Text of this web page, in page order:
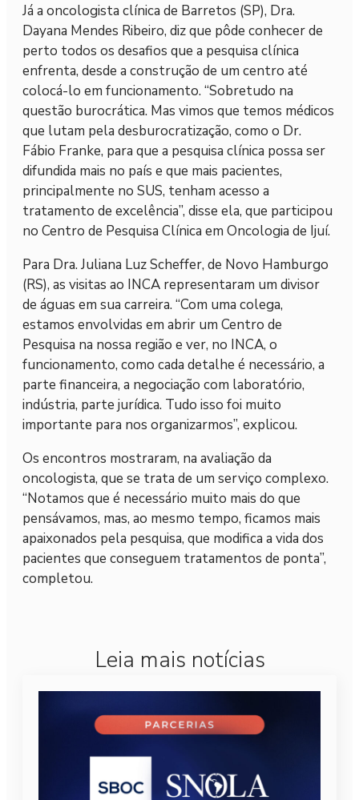
Já a oncologista clínica de Barretos (SP), Dra.
Dayana Mendes Ribeiro, diz que pôde conhecer de
perto todos os desafios que a pesquisa clínica
enfrenta, desde a construção de um centro até
colocá-lo em funcionamento. “Sobretudo na
questão burocrática. Mas vimos que temos médicos
que lutam pela desburocratização, como o Dr.
Fábio Franke, para que a pesquisa clínica possa ser
difundida mais no país e que mais pacientes,
principalmente no SUS, tenham acesso a
tratamento de excelência”, disse ela, que participou
no Centro de Pesquisa Clínica em Oncologia de Ijuí.
Para Dra. Juliana Luz Scheffer, de Novo Hamburgo
(RS), as visitas ao INCA representaram um divisor
de águas em sua carreira. “Com uma colega,
estamos envolvidas em abrir um Centro de
Pesquisa na nossa região e ver, no INCA, o
funcionamento, como cada detalhe é necessário, a
parte financeira, a negociação com laboratório,
indústria, parte jurídica. Tudo isso foi muito
importante para nos organizarmos”, explicou.
Os encontros mostraram, na avaliação da
oncologista, que se trata de um serviço complexo.
“Notamos que é necessário muito mais do que
pensávamos, mas, ao mesmo tempo, ficamos mais
apaixonados pela pesquisa, que modifica a vida dos
pacientes que conseguem tratamentos de ponta”,
completou.
Leia mais notícias